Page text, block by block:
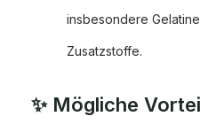
insbesondere
Zusatzstoffe.
✨ Mögliche